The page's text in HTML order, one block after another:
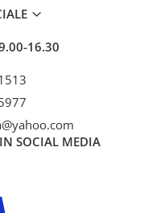
16.30
SOCIAL MEDIA